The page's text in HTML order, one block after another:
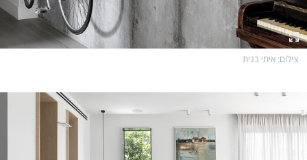
צילום: איתי בנית